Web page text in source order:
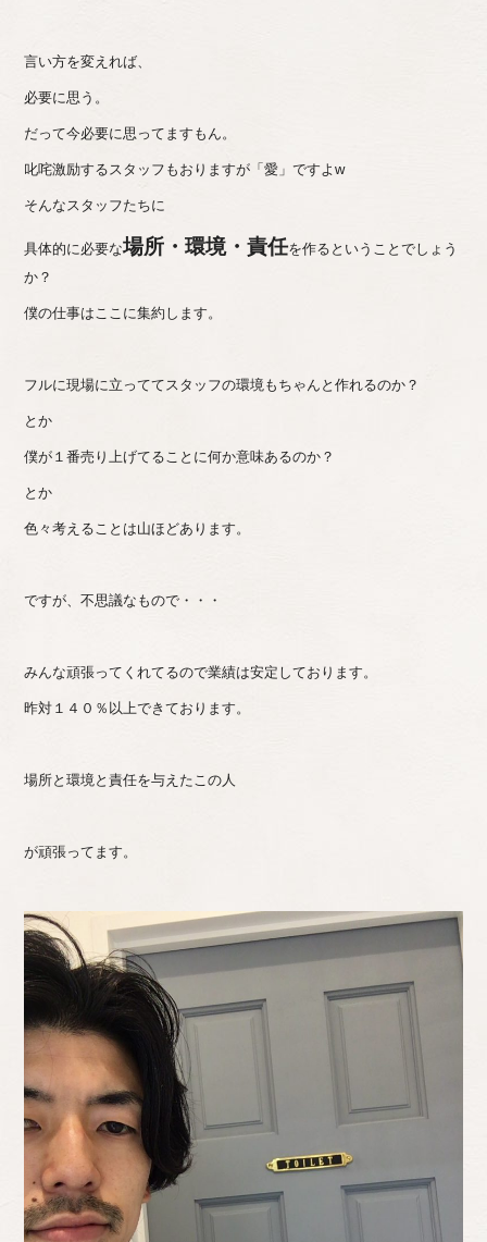
言い方を変えれば、
必要に思う。
だって今必要に思ってますもん。
叱咤激励するスタッフもおりますが「愛」ですよw
そんなスタッフたちに
具体的に必要な場所・環境・責任を作るということでしょう
か？
僕の仕事はここに集約します。
フルに現場に立っててスタッフの環境もちゃんと作れるのか？
とか
僕が１番売り上げてることに何か意味あるのか？
とか
色々考えることは山ほどあります。
ですが、不思議なもので・・・
みんな頑張ってくれてるので業績は安定しております。
昨対１４０％以上できております。
場所と環境と責任を与えたこの人
が頑張ってます。